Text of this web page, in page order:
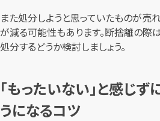
また処分しようと思っていたものが売
が減る可能性もあります。断捨離の際
処分するどうか検討しましょう。
「もったいない」と感じ
うになるコツ